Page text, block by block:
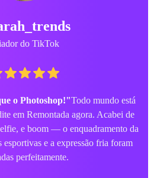
do TikTok
o Photoshop!"Todo mundo está
em Remontada agora. Acabei de
e boom — o enquadramento da
esportivas e a expressão fria foram
perfeitamente.